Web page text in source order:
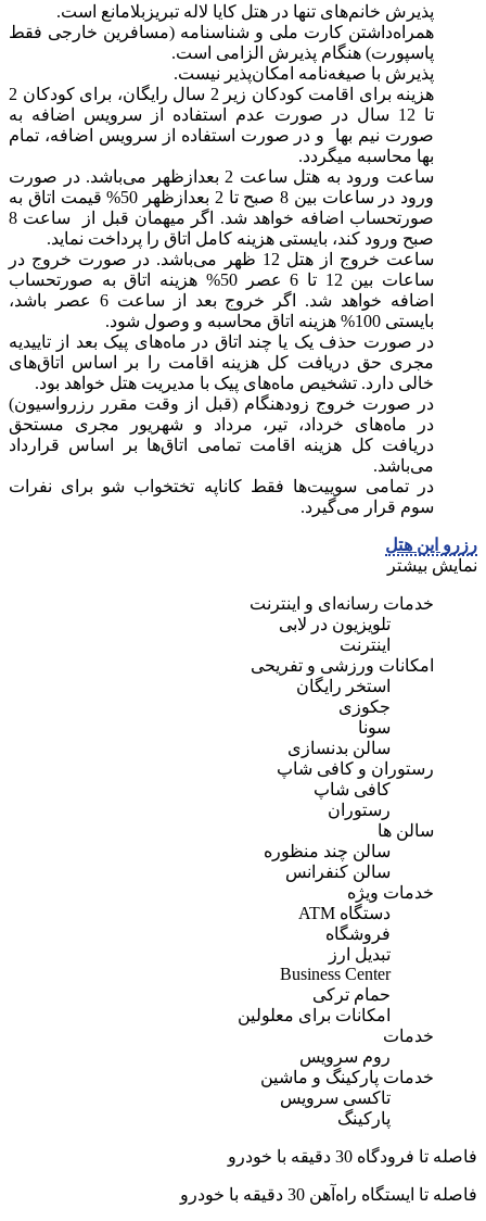
پذیرش خانم‌های تنها در هتل کایا لاله تبریزبلامانع است.
همراه‌داشتن کارت ملی و شناسنامه (مسافرین خارجی فقط
پاسپورت) هنگام پذیرش الزامی است.
پذیرش با صیغه‌نامه امکان‌پذیر نیست.
هزینه برای اقامت کودکان زیر 2 سال رایگان، برای کودکان 2
تا 12 سال در صورت عدم استفاده از سرویس اضافه به
صورت نیم بها و در صورت استفاده از سرویس اضافه، تمام
بها محاسبه میگردد.
ساعت ورود به هتل ساعت 2 بعدازظهر می‌باشد. در صورت
ورود در ساعات بین 8 صبح تا 2 بعدازظهر 50% قیمت اتاق به
صورتحساب اضافه خواهد شد. اگر میهمان قبل از ساعت 8
صبح ورود کند، بایستی هزینه کامل اتاق را پرداخت نماید.
ساعت خروج از هتل 12 ظهر می‌باشد. در صورت خروج در
ساعات بین 12 تا 6 عصر 50% هزینه اتاق به صورتحساب
اضافه خواهد شد. اگر خروج بعد از ساعت 6 عصر باشد،
بایستی 100% هزینه اتاق محاسبه و وصول شود.
در صورت حذف یک یا چند اتاق در ماه‌های پیک بعد از تاییدیه
مجری حق دریافت کل هزینه اقامت را بر اساس اتاق‌های
خالی دارد. تشخیص ماه‌های پیک با مدیریت هتل خواهد بود.
در صورت خروج زودهنگام (قبل از وقت مقرر رزرواسیون)
در ماه‌های خرداد، تیر، مرداد و شهریور مجری مستحق
دریافت کل هزینه اقامت تمامی اتاق‌ها بر اساس قرارداد
می‌باشد.
در تمامی سوییت‌ها فقط کاناپه تختخواب شو برای نفرات
سوم قرار می‌گیرد.
رزرو این هتل
نمایش بیشتر
خدمات رسانه‌ای و اینترنت
تلویزیون در لابی
اینترنت
امکانات ورزشی و تفریحی
استخر رایگان
جکوزی
سونا
سالن بدنسازی
رستوران و کافی شاپ
کافی شاپ
رستوران
سالن ها
سالن چند منظوره
سالن کنفرانس
خدمات ویژه
دستگاه ATM
فروشگاه
تبديل ارز
Business Center
حمام ترکی
امكانات برای معلولين
خدمات
روم سرویس
خدمات پارکینگ و ماشین
تاکسی سرویس
پارکینگ
فاصله تا فرودگاه 30 دقیقه با خودرو
فاصله تا ایستگاه راه‌آهن 30 دقیقه با خودرو